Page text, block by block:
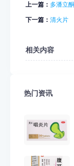
上一篇： 多潘立
下一篇： 清火片
相关内容
热门资讯